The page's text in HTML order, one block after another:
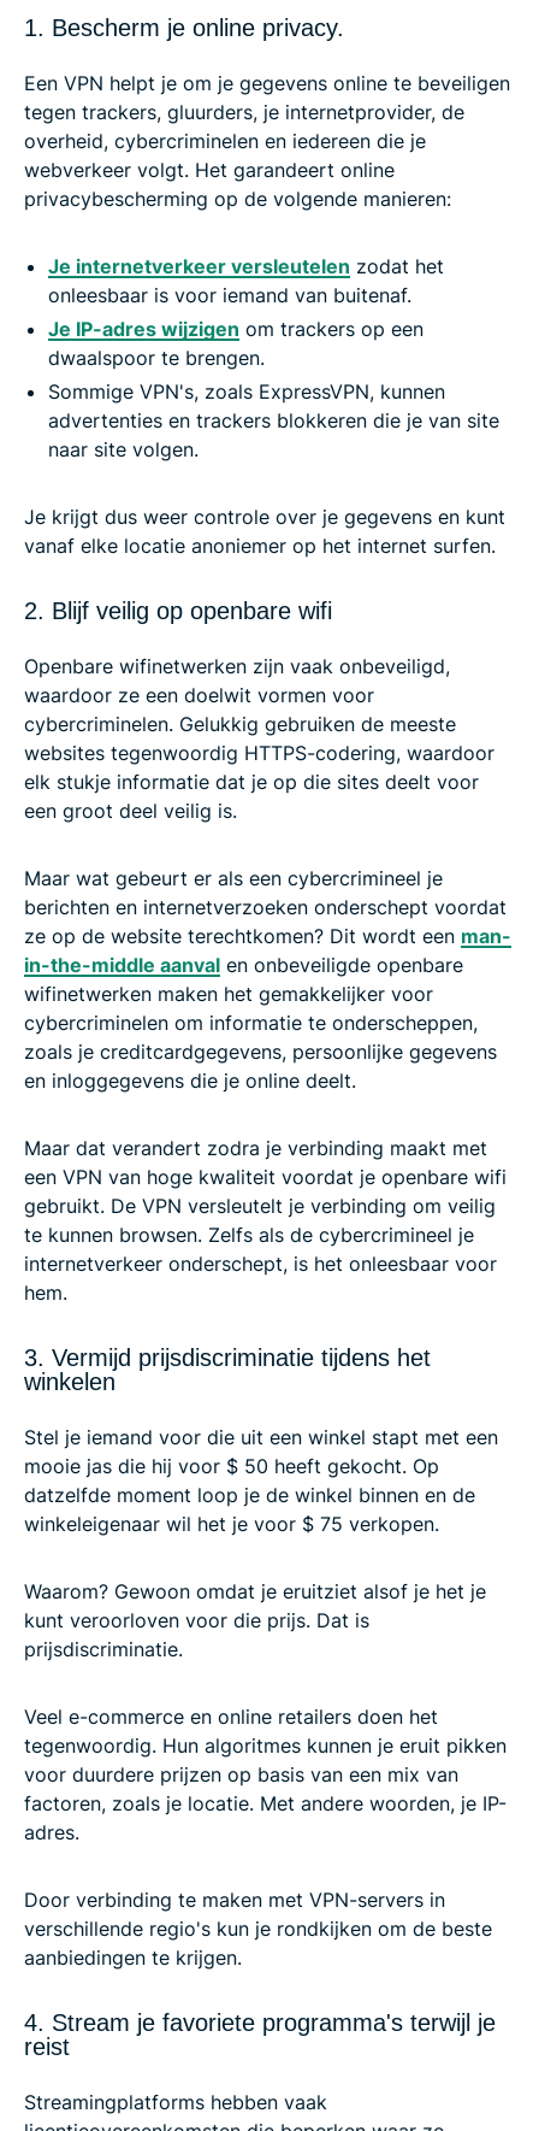
1. Bescherm je online privacy.
Een VPN helpt je om je gegevens online te beveiligen
tegen trackers, gluurders, je internetprovider, de
overheid, cybercriminelen en iedereen die je
webverkeer volgt. Het garandeert online
privacybescherming op de volgende manieren:
Je internetverkeer versleutelen zodat het
onleesbaar is voor iemand van buitenaf.
Je IP-adres wijzigen om trackers op een
dwaalspoor te brengen.
Sommige VPN's, zoals ExpressVPN, kunnen
advertenties en trackers blokkeren die je van site
naar site volgen.
Je krijgt dus weer controle over je gegevens en kunt
vanaf elke locatie anoniemer op het internet surfen.
2. Blijf veilig op openbare wifi
Openbare wifinetwerken zijn vaak onbeveiligd,
waardoor ze een doelwit vormen voor
cybercriminelen. Gelukkig gebruiken de meeste
websites tegenwoordig HTTPS-codering, waardoor
elk stukje informatie dat je op die sites deelt voor
een groot deel veilig is.
Maar wat gebeurt er als een cybercrimineel je
berichten en internetverzoeken onderschept voordat
ze op de website terechtkomen? Dit wordt een man-
in-the-middle aanval en onbeveiligde openbare
wifinetwerken maken het gemakkelijker voor
cybercriminelen om informatie te onderscheppen,
zoals je creditcardgegevens, persoonlijke gegevens
en inloggegevens die je online deelt.
Maar dat verandert zodra je verbinding maakt met
een VPN van hoge kwaliteit voordat je openbare wifi
gebruikt. De VPN versleutelt je verbinding om veilig
te kunnen browsen. Zelfs als de cybercrimineel je
internetverkeer onderschept, is het onleesbaar voor
hem.
3. Vermijd prijsdiscriminatie tijdens het
winkelen
Stel je iemand voor die uit een winkel stapt met een
mooie jas die hij voor $ 50 heeft gekocht. Op
datzelfde moment loop je de winkel binnen en de
winkeleigenaar wil het je voor $ 75 verkopen.
Waarom? Gewoon omdat je eruitziet alsof je het je
kunt veroorloven voor die prijs. Dat is
prijsdiscriminatie.
Veel e-commerce en online retailers doen het
tegenwoordig. Hun algoritmes kunnen je eruit pikken
voor duurdere prijzen op basis van een mix van
factoren, zoals je locatie. Met andere woorden, je IP-
adres.
Door verbinding te maken met VPN-servers in
verschillende regio's kun je rondkijken om de beste
aanbiedingen te krijgen.
4. Stream je favoriete programma's terwijl je
reist
Streamingplatforms hebben vaak